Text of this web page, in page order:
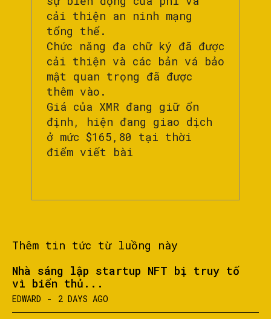
cải thiện an ninh mạng
tổng thể.
Chức năng đa chữ ký đã được
cải thiện và các bản vá bảo
mật quan trọng đã được
thêm vào.
Giá của XMR đang giữ ổn
định, hiện đang giao dịch
ở mức $165,80 tại thời
điểm viết bài
Thêm tin tức từ luồng này
Nhà sáng lập startup NFT bị truy tố
vì biển thủ...
EDWARD - 2 DAYS AGO